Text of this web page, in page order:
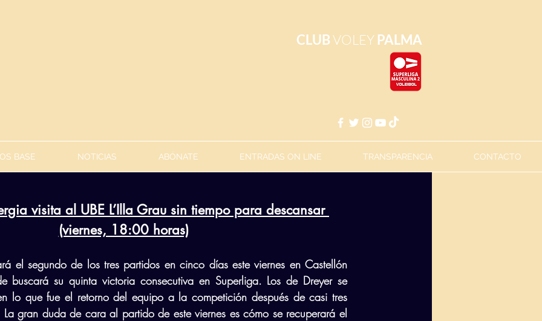
CLUBVOLEY PALMA
BASE NOTICIAS ABÓNATE ENTRADAS ON LINE TRANSPARENCIA CONTACTO
visita al UBE L’Illa Grau sin tiempo para descansar
(viernes, 18:00 horas)
el segundo de los tres partidos en cinco días este viernes en Castellón
buscará su quinta victoria consecutiva en Superliga. Los de Dreyer se
lo que fue el retorno del equipo a la competición después de casi tres
La gran duda de cara al partido de este viernes es cómo se recuperará el